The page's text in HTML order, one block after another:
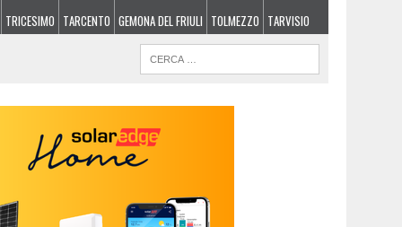
TRICESIMO TARCENTO GEMONA DEL FRIULI TOLMEZZO TARVISIO